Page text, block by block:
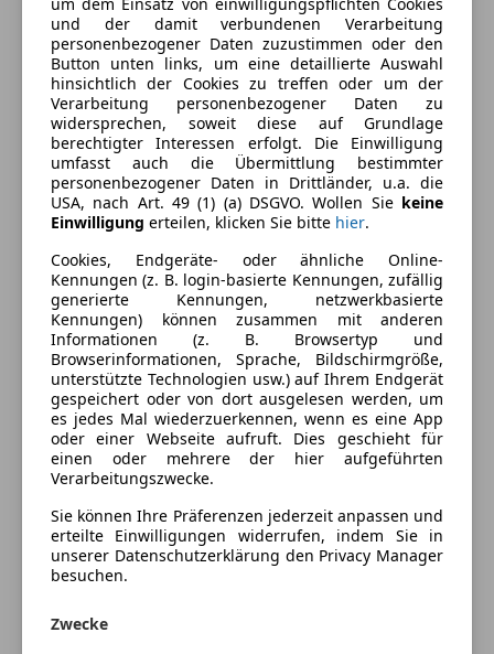
Energieverbrauch
Kraftstoff
Benzin
Kraftstoffverbrauch
Ausstattung
Komfort
Elektrische Fensterheber
Elektrische Seitenspiegel
Elektrische Sitze
Getönte Scheiben
Klimaanlage
Lederlenkrad
Multifunktionslenkrad
Tempomat
Unterhaltung/Media
Mehr anzeigen
Fahrzeugbeschreibung
Mercedes-Benz CLK 200 Kompressor (W209)
06763888134
Verkaufe meinen Mercedes CLK 200 Kompressor in
um dem Einsatz von einwilligungspflichten Cookies
und der damit verbundenen Verarbeitung
personenbezogener Daten zuzustimmen oder den
Button unten links, um eine detaillierte Auswahl
hinsichtlich der Cookies zu treffen oder um der
Verarbeitung personenbezogener Daten zu
widersprechen, soweit diese auf Grundlage
berechtigter Interessen erfolgt. Die Einwilligung
umfasst auch die Übermittlung bestimmter
personenbezogener Daten in Drittländer, u.a. die
USA, nach Art. 49 (1) (a) DSGVO. Wollen Sie keine
Einwilligung erteilen, klicken Sie bitte hier.
Cookies, Endgeräte- oder ähnliche Online-
Kennungen (z. B. login-basierte Kennungen, zufällig
generierte Kennungen, netzwerkbasierte
Kennungen) können zusammen mit anderen
Informationen (z. B. Browsertyp und
Browserinformationen, Sprache, Bildschirmgröße,
unterstützte Technologien usw.) auf Ihrem Endgerät
gespeichert oder von dort ausgelesen werden, um
es jedes Mal wiederzuerkennen, wenn es eine App
oder einer Webseite aufruft. Dies geschieht für
einen oder mehrere der hier aufgeführten
Verarbeitungszwecke.
Sie können Ihre Präferenzen jederzeit anpassen und
erteilte Einwilligungen widerrufen, indem Sie in
unserer Datenschutzerklärung den Privacy Manager
besuchen.
Zwecke